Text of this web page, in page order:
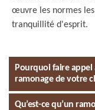
œuvre les normes
tranquillité d'esprit.
Pourquoi faire
ramonage de votre
Qu’est-ce qu’un